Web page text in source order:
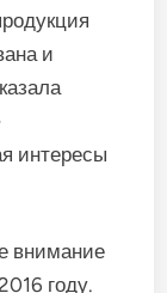
и
интересы
внимание
году.